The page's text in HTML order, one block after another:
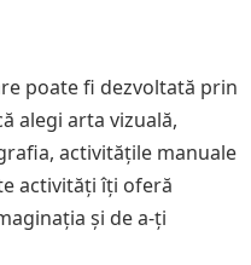
poate fi dezvoltată prin
alegi arta vizuală,
activitățile manuale
activități îți oferă
și de a-ți